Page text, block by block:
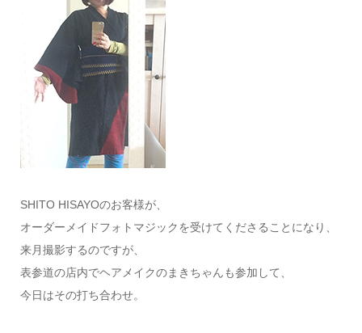
SHITO HISAYOのお客様が、
オーダーメイドフォトマジックを受けてくださることになり、
来月撮影するのですが、
表参道の店内でヘアメイクのまきちゃんも参加して、
今日はその打ち合わせ。